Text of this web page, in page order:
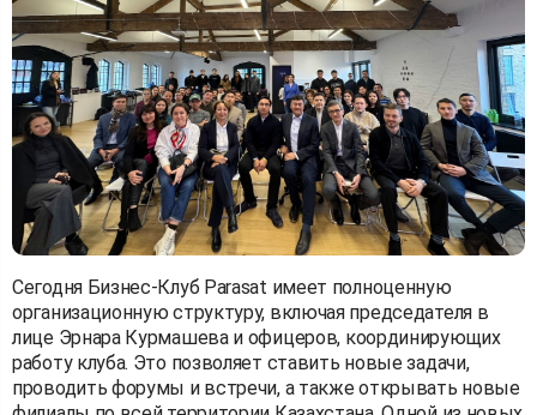
Сегодня Бизнес-Клуб Parasat имеет полноценную
организационную структуру, включая председателя в
лице Эрнара Курмашева и офицеров, координирующих
работу клуба. Это позволяет ставить новые задачи,
проводить форумы и встречи, а также открывать новые